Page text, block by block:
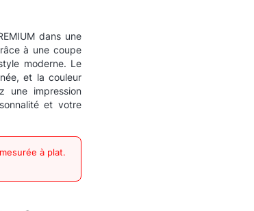
dans une
à une coupe
moderne. Le
et la couleur
une impression
et votre
à plat.